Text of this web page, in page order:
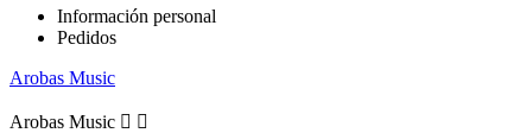
Información personal
Pedidos
Arobas Music
Arobas Music  